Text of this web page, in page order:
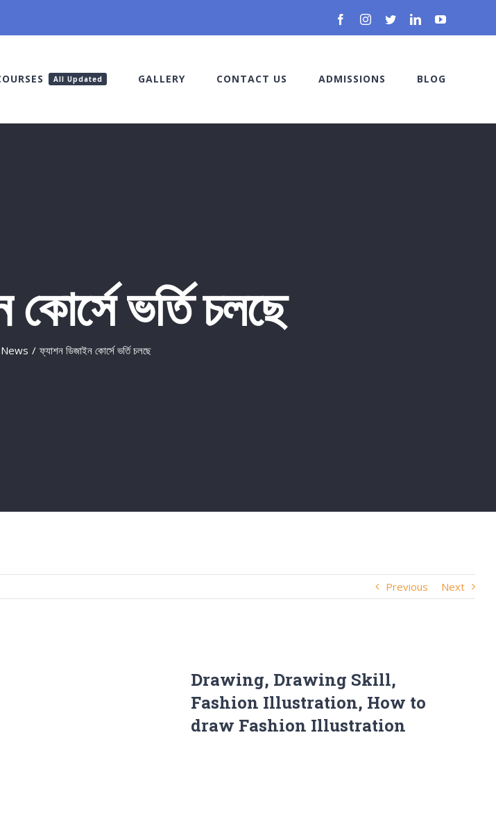
FacebookInstagram
TwitterLinkedInYouTube
All Updated GALLERY CONTACT US ADMISSIONS BLOG
ভর্তি চলছে
/ ফ্যাশন ডিজাইন কোর্সে ভর্তি চলছে
Previous Next
Drawing, Drawing Skill,
Fashion Illustration, How to
draw Fashion Illustration